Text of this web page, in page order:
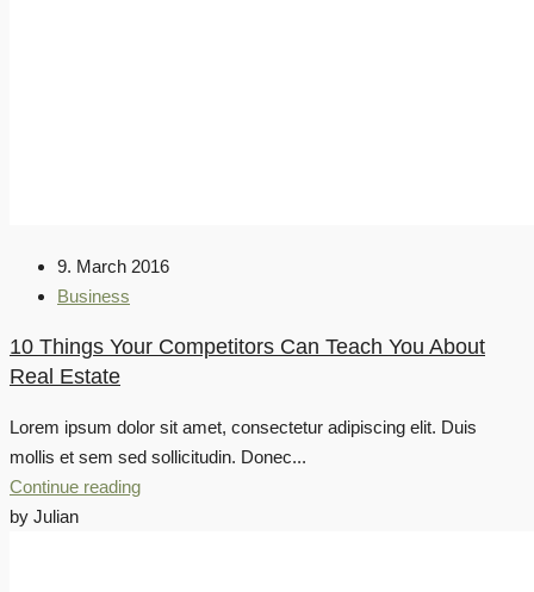
9. March 2016
Business
10 Things Your Competitors Can Teach You About
Real Estate
Lorem ipsum dolor sit amet, consectetur adipiscing elit. Duis
mollis et sem sed sollicitudin. Donec...
Continue reading
by Julian